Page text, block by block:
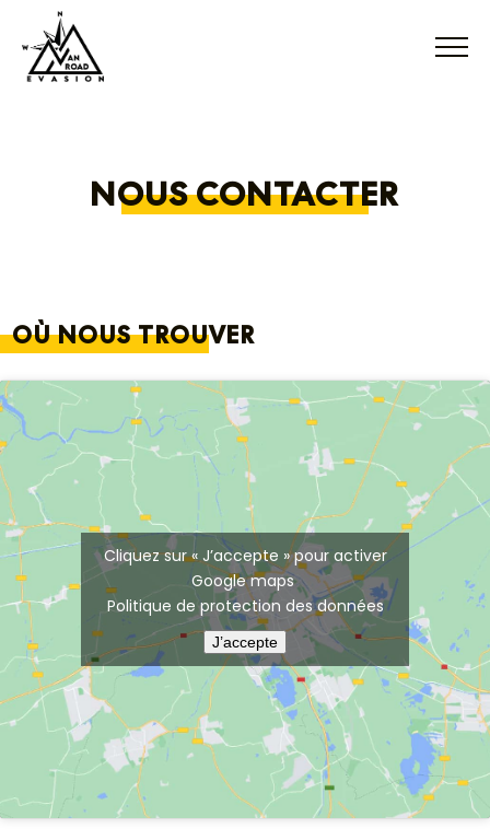
NOUS CONTACTER
OÙ NOUS TROUVER
Cliquez sur « J’accepte » pour activer
Google maps
Politique de protection des données
J’accepte